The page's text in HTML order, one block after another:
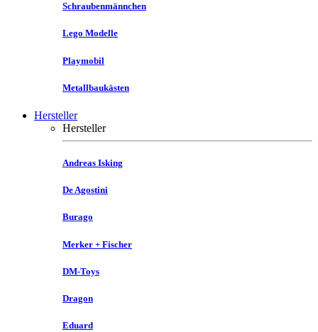
Schraubenmännchen
Lego Modelle
Playmobil
Metallbaukästen
Hersteller
Hersteller
Andreas Isking
De Agostini
Burago
Merker + Fischer
DM-Toys
Dragon
Eduard